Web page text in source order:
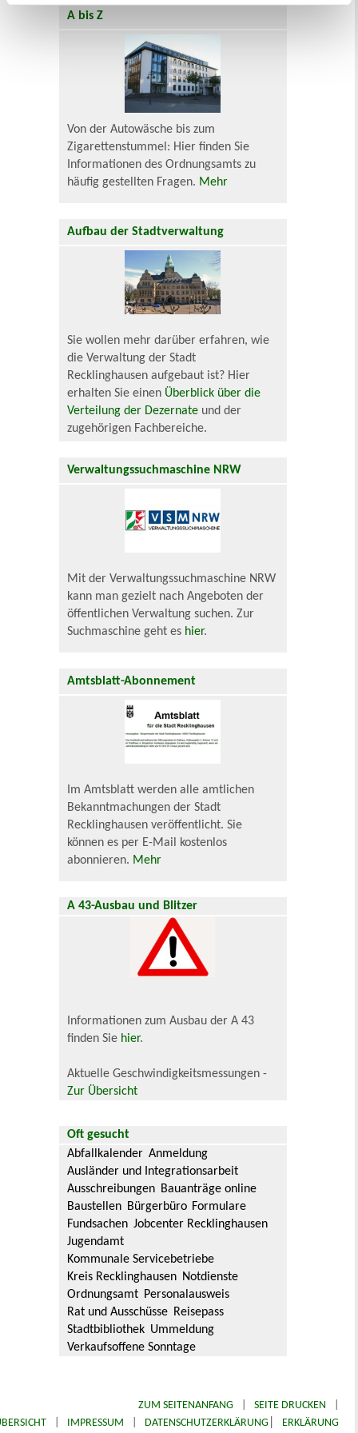
A bis Z
Von der Autowäsche bis zum
Zigarettenstummel: Hier finden Sie
Informationen des Ordnungsamts zu
häufig gestellten Fragen. Mehr
Aufbau der Stadtverwaltung
Sie wollen mehr darüber erfahren, wie
die Verwaltung der Stadt
Recklinghausen aufgebaut ist? Hier
erhalten Sie einen Überblick über die
Verteilung der Dezernate und der
zugehörigen Fachbereiche.
Verwaltungssuchmaschine NRW
Mit der Verwaltungssuchmaschine NRW
kann man gezielt nach Angeboten der
öffentlichen Verwaltung suchen. Zur
Suchmaschine geht es hier.
Amtsblatt-Abonnement
Im Amtsblatt werden alle amtlichen
Bekanntmachungen der Stadt
Recklinghausen veröffentlicht. Sie
können es per E-Mail kostenlos
abonnieren. Mehr
A 43-Ausbau und Blitzer
Informationen zum Ausbau der A 43
finden Sie hier.
Aktuelle Geschwindigkeitsmessungen -
Zur Übersicht
Oft gesucht
Abfallkalender Anmeldung
Ausländer und Integrationsarbeit
Ausschreibungen Bauanträge online
Baustellen Bürgerbüro Formulare
Fundsachen Jobcenter Recklinghausen
Jugendamt
Kommunale Servicebetriebe
Kreis Recklinghausen Notdienste
Ordnungsamt Personalausweis
Rat und Ausschüsse Reisepass
Stadtbibliothek Ummeldung
Verkaufsoffene Sonntage
ZUM SEITENANFANG SEITE DRUCKEN
IMPRESSUM DATENSCHUTZERKLÄRUNG| ERKLÄRUNG